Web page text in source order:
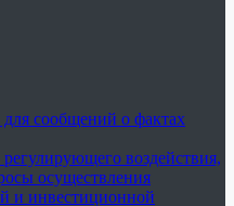
для сообщений о фактах
воздействия,
осуществления
и инвестиционной